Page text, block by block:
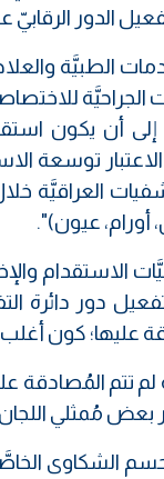
الدور الرقابيّ
الطبيَّة
إلى أن يكون
الاعتبار توسعة
أورام، عيون)".
الاستقدام
تفعيل دور
عليها؛ كون
أنَّ "(32) من أصل (50)
الشكاوى